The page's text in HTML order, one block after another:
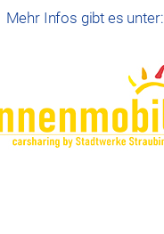
Mehr Infos gibt es unter: